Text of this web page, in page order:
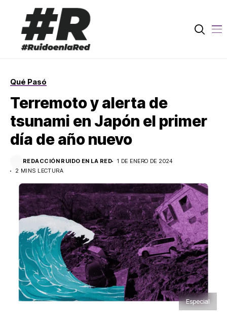
Qué Pasó
Terremoto y alerta de
tsunami en Japón el primer
día de año nuevo
REDACCIÓN RUIDO EN LA RED
1 DE ENERO DE 2024
2 MINS LECTURA
Especial